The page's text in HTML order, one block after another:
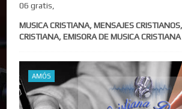
06 gratis,
MUSICA CRISTIANA, MENSAJES
CRISTIANA, EMISORA DE MUSICA CRISTIANA
AMÓS